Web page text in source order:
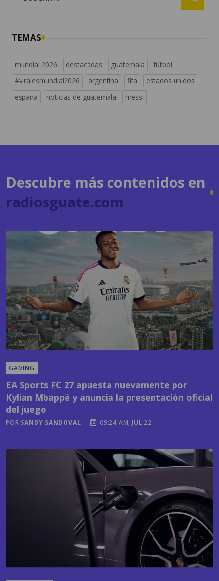
mundial 2026
españa
noticias de guatemala messi
radiosguate.com
GAMING
Kylian Mbappé y anuncia la presentación oficial
del juego
PORSANDY SANDOVAL 09:24 AM, JUL 22